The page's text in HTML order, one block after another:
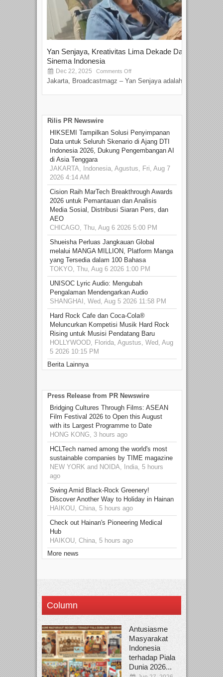
Yan Senjaya, Kreativitas Lima Dekade Dalam
Sinema Indonesia
Dec 22, 2025 Comments Off
Jakarta, Broadcastmagz – Yan Senjaya adalah...
Rilis PR Newswire
HIKSEMI Tampilkan Solusi Penyimpanan
Data untuk Seluruh Skenario di Ajang DTI
Indonesia 2026, Dukung Pengembangan AI
di Asia Tenggara
JAKARTA, Indonesia, Agustus, Fri, Aug 7
2026 4:14 AM
Cision Raih MarTech Breakthrough Awards
2026 untuk Pemantauan dan Analisis
Media Sosial, Distribusi Siaran Pers, dan
AEO
CHICAGO, Thu, Aug 6 2026 5:00 PM
Shueisha Perluas Jangkauan Global
melalui MANGA MILLION, Platform Manga
yang Tersedia dalam 100 Bahasa
TOKYO, Thu, Aug 6 2026 1:00 PM
UNISOC Lyric Audio: Mengubah
Pengalaman Mendengarkan Audio
SHANGHAI, Wed, Aug 5 2026 11:58 PM
Hard Rock Cafe dan Coca-Cola®
Meluncurkan Kompetisi Musik Hard Rock
Rising untuk Musisi Pendatang Baru
HOLLYWOOD, Florida, Agustus, Wed, Aug
5 2026 10:15 PM
Berita Lainnya
Press Release from PR Newswire
Bridging Cultures Through Films: ASEAN
Film Festival 2026 to Open this August
with its Largest Programme to Date
HONG KONG, 3 hours ago
HCLTech named among the world's most
sustainable companies by TIME magazine
NEW YORK and NOIDA, India, 5 hours
ago
Swing Amid Black‑Rock Greenery!
Discover Another Way to Holiday in Hainan
HAIKOU, China, 5 hours ago
Check out Hainan's Pioneering Medical
Hub
HAIKOU, China, 5 hours ago
More news
Column
Antusiasme
Masyarakat
Indonesia
terhadap Piala
Dunia 2026...